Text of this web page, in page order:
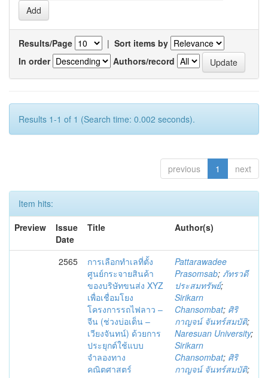
Results/Page | Sort items by
In order
Authors/record
Results 1-1 of 1 (Search time: 0.002 seconds).
previous 1 next
Item hits:
Preview
Issue
Date
Title Author(s)
2565
การเลือกทำเลที่ตั้ง
ศูนย์กระจายสินค้า
ของบริษัทขนส่ง XYZ
เพื่อเชื่อมโยง
โครงการรถไฟลาว –
จีน (ช่วงบ่อเต็น –
เวียงจันทน์) ด้วยการ
ประยุกต์ใช้แบบ
จำลองทาง
คณิตศาสตร์
Pattarawadee
Prasomsab; ภัทรวดี
ประสมทรัพย์;
Sirikarn
Chansombat; ศิริ
กาญจน์ จันทร์สมบัติ;
Naresuan University;
Sirikarn
Chansombat; ศิริ
กาญจน์ จันทร์สมบัติ;